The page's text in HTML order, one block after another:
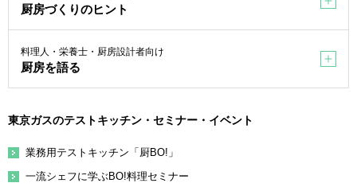
厨房づくりのヒント
料理人・栄養士・厨房設計者向け
厨房を語る
東京ガスのテストキッチン・セミナー・イベント
業務用テストキッチン「厨BO!」
一流シェフに学ぶBO!料理セミナー